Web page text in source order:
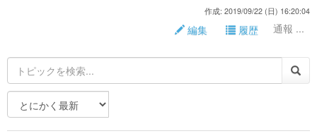
作成: 2019/09/22 (日) 16:20:04
編集 履歴 通報 ...